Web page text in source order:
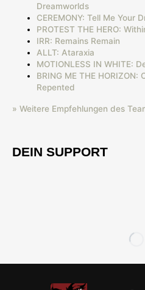
Dreamworlds
CEREMONY: Tell Me Your
PROTEST THE HERO:
IRR: Remains Remain
ALLT: Ataraxia
MOTIONLESS IN WHITE:
BRING ME THE HORIZON:
Repented
» Weitere Empfehlungen des
DEIN SUPPORT